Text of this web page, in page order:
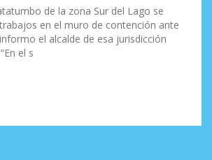
de la zona Sur del Lago se
en el muro de contención ante
el alcalde de esa jurisdicción
el s